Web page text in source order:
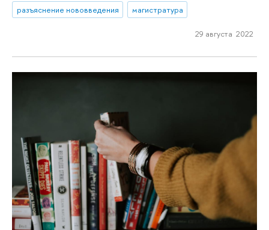
разъяснение нововведения
магистратура
29 августа 2022